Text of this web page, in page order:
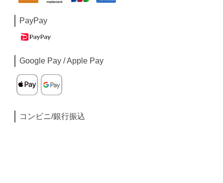
PayPay
Google Pay / Apple Pay
コンビニ/銀行振込